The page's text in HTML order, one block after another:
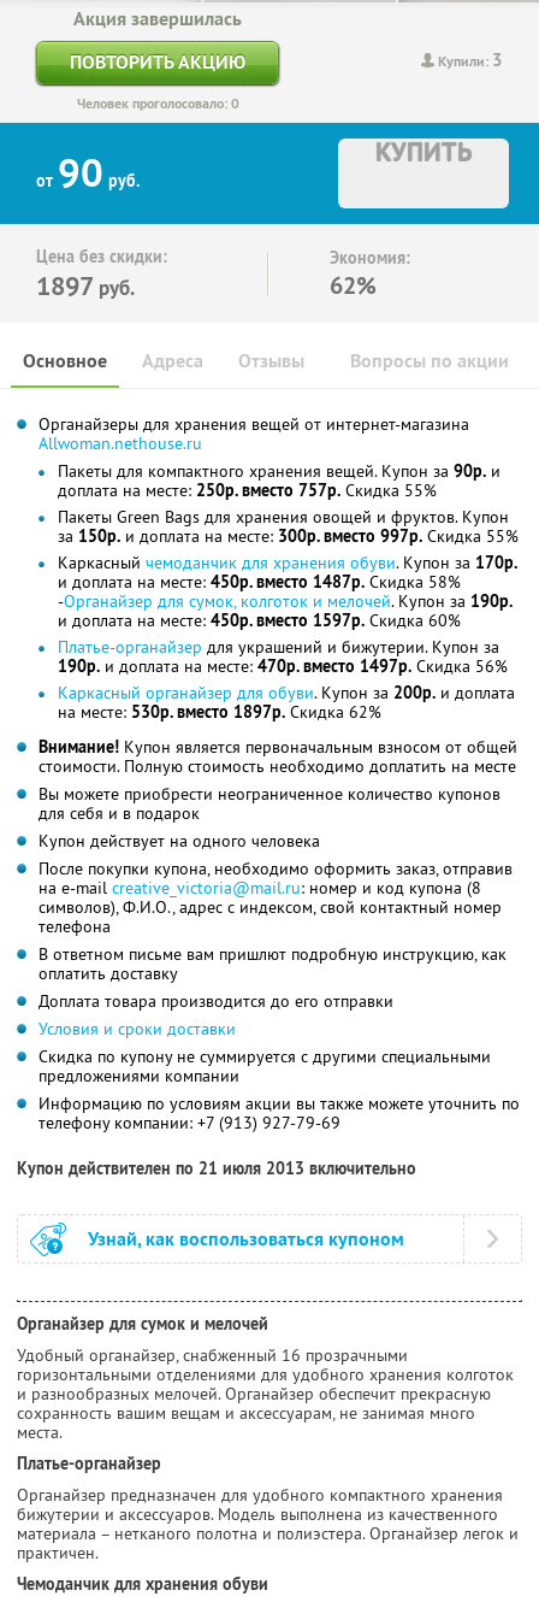
Купили: 3
Акция завершилась
ПОВТОРИТЬ АКЦИЮ
Человек проголосовало: 0
от 90 руб.
КУПИТЬ
Цена без скидки:
1897 руб.
Экономия:
62%
Основное Отзывы Вопросы по акции
Адреса
Органайзеры для хранения вещей от интернет-магазина
Аllwoman.nethouse.ru
Пакеты для компактного хранения вещей. Купон за 90р. и
доплата на месте: 250р. вместо 757р. Скидка 55%
Пакеты Green Bags для хранения овощей и фруктов. Купон
за 150р. и доплата на месте: 300р. вместо 997р. Скидка 55%
Каркасный чемоданчик для хранения обуви. Купон за 170р.
и доплата на месте: 450р. вместо 1487р. Скидка 58%
-Органайзер для сумок, колготок и мелочей. Купон за 190р.
и доплата на месте: 450р. вместо 1597р. Скидка 60%
Платье-органайзер для украшений и бижутерии. Купон за
190р. и доплата на месте: 470р. вместо 1497р. Скидка 56%
Каркасный органайзер для обуви. Купон за 200р. и доплата
на месте: 530р. вместо 1897р. Скидка 62%
Внимание! Купон является первоначальным взносом от общей
стоимости. Полную стоимость необходимо доплатить на месте
Вы можете приобрести неограниченное количество купонов
для себя и в подарок
Купон действует на одного человека
После покупки купона, необходимо оформить заказ, отправив
на e-mail creative_victoria@mail.ru: номер и код купона (8
символов), Ф.И.О., адрес с индексом, свой контактный номер
телефона
В ответном письме вам пришлют подробную инструкцию, как
оплатить доставку
Доплата товара производится до его отправки
Условия и сроки доставки
Скидка по купону не суммируется с другими специальными
предложениями компании
Информацию по условиям акции вы также можете уточнить по
телефону компании: +7 (913) 927-79-69
Купон действителен по 21 июля 2013 включительно
Узнай, как воспользоваться купоном
Органайзер для сумок и мелочей
Удобный органайзер, снабженный 16 прозрачными
горизонтальными отделениями для удобного хранения колготок
и разнообразных мелочей. Органайзер обеспечит прекрасную
сохранность вашим вещам и аксессуарам, не занимая много
места.
Платье-органайзер
Органайзер предназначен для удобного компактного хранения
бижутерии и аксессуаров. Модель выполнена из качественного
материала – нетканого полотна и полиэстера. Органайзер легок и
практичен.
Чемоданчик для хранения обуви